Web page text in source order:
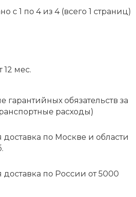
с 1 по 4 из 4 (всего 1 страниц)
12 мес.
гарантийных обязательств за
расходы)
доставка по Москве и области
доставка по России от 5000